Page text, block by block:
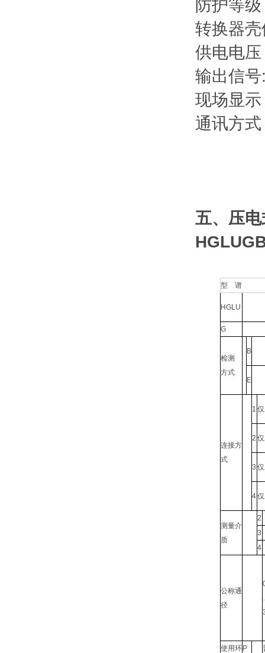
防护等
转换器
供电电
输出信
现场显
通讯方
五、压
型 谱
HGLU
G
检测
方式
B
E
连接方
式
1
2
3
4
测量介
质
2
3
4
公称通
径
使用环 P